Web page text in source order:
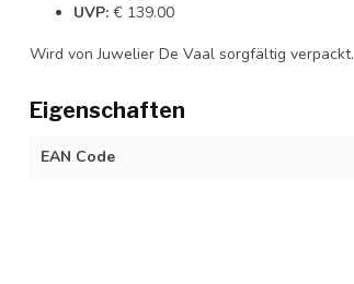
UVP: € 139.00
Wird von Juwelier De Vaal sorgfältig verpackt.
Eigenschaften
EAN Code